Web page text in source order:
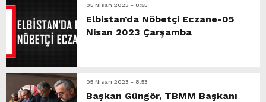
05 Nisan 2023 - 8:55
Elbistan’da Nöbetçi Eczane-05
Nisan 2023 Çarşamba
05 Nisan 2023 - 8:53
Başkan Güngör, TBMM Başkanı